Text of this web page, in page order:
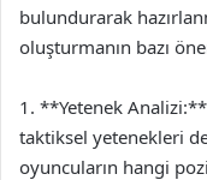
bulundurarak
oluşturmanın bazı
1. **Yetenek
taktiksel yetenekleri
oyuncuların hangi